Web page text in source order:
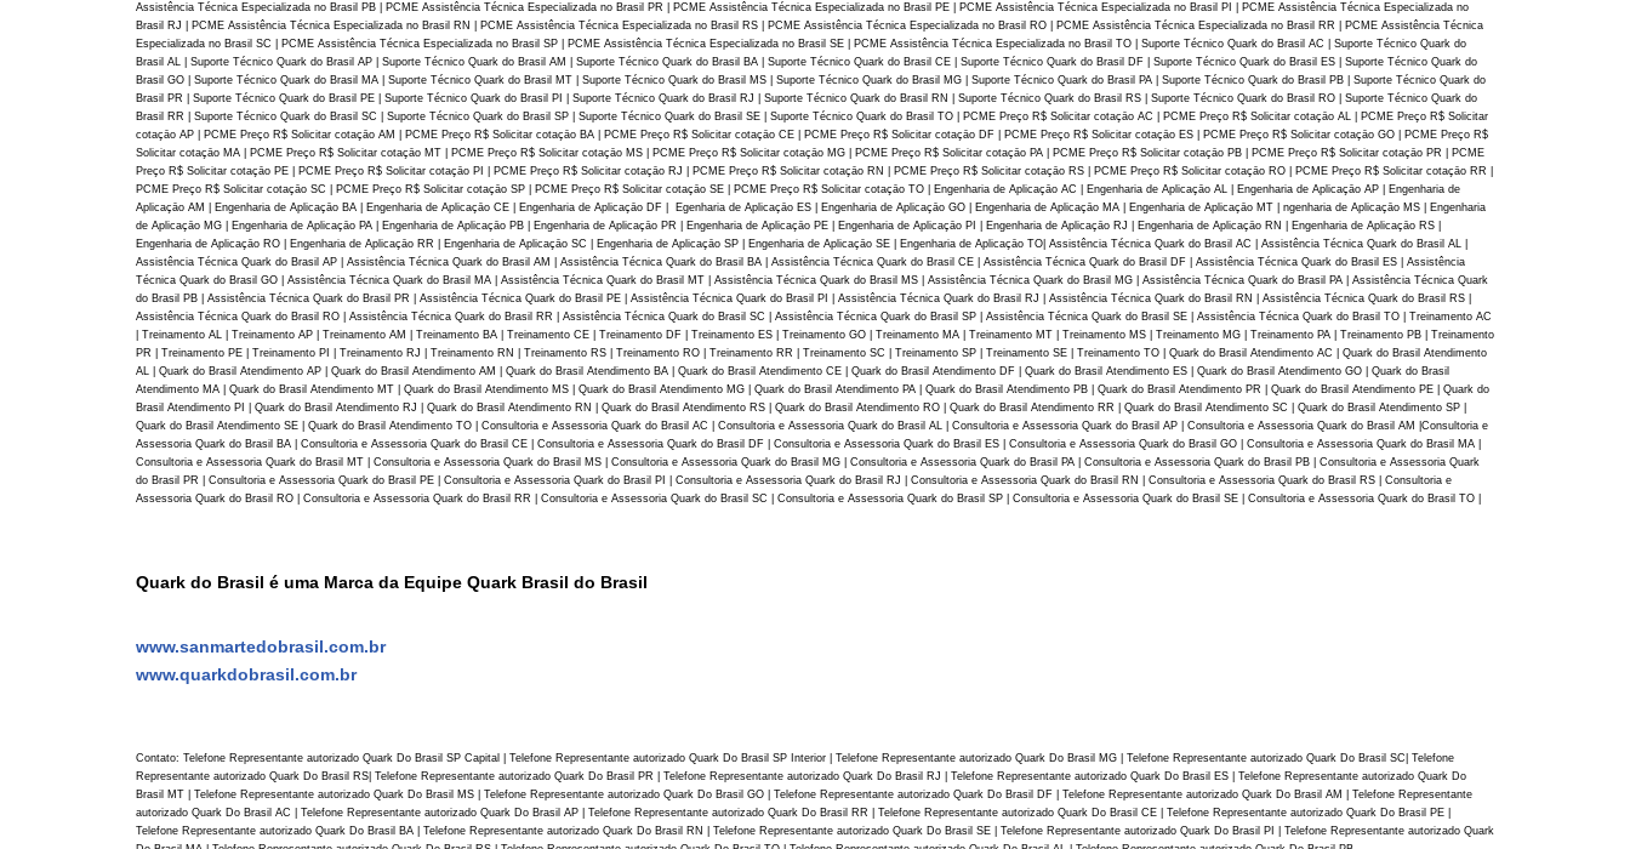
Assistência Técnica Especializada no Brasil PB | PCME Assistência Técnica Especializada no Brasil PR | PCME Assistência Técnica Especializada no Brasil PE | PCME Assistência Técnica Especializada no Brasil PI | PCME Assistência Técnica Especializada no
Brasil RJ | PCME Assistência Técnica Especializada no Brasil RN | PCME Assistência Técnica Especializada no Brasil RS | PCME Assistência Técnica Especializada no Brasil RO | PCME Assistência Técnica Especializada no Brasil RR | PCME Assistência Técnica
Especializada no Brasil SC | PCME Assistência Técnica Especializada no Brasil SP | PCME Assistência Técnica Especializada no Brasil SE | PCME Assistência Técnica Especializada no Brasil TO | Suporte Técnico Quark do Brasil AC | Suporte Técnico Quark do
Brasil AL | Suporte Técnico Quark do Brasil AP | Suporte Técnico Quark do Brasil AM | Suporte Técnico Quark do Brasil BA | Suporte Técnico Quark do Brasil CE | Suporte Técnico Quark do Brasil DF | Suporte Técnico Quark do Brasil ES | Suporte Técnico Quark do
Brasil GO | Suporte Técnico Quark do Brasil MA | Suporte Técnico Quark do Brasil MT | Suporte Técnico Quark do Brasil MS | Suporte Técnico Quark do Brasil MG | Suporte Técnico Quark do Brasil PA | Suporte Técnico Quark do Brasil PB | Suporte Técnico Quark do
Brasil PR | Suporte Técnico Quark do Brasil PE | Suporte Técnico Quark do Brasil PI | Suporte Técnico Quark do Brasil RJ | Suporte Técnico Quark do Brasil RN | Suporte Técnico Quark do Brasil RS | Suporte Técnico Quark do Brasil RO | Suporte Técnico Quark do
Brasil RR | Suporte Técnico Quark do Brasil SC | Suporte Técnico Quark do Brasil SP | Suporte Técnico Quark do Brasil SE | Suporte Técnico Quark do Brasil TO | PCME Preço R$ Solicitar cotaçāo AC | PCME Preço R$ Solicitar cotaçāo AL | PCME Preço R$ Solicitar
cotaçāo AP | PCME Preço R$ Solicitar cotaçāo AM | PCME Preço R$ Solicitar cotaçāo BA | PCME Preço R$ Solicitar cotaçāo CE | PCME Preço R$ Solicitar cotaçāo DF | PCME Preço R$ Solicitar cotaçāo ES | PCME Preço R$ Solicitar cotaçāo GO | PCME Preço R$
Solicitar cotaçāo MA | PCME Preço R$ Solicitar cotaçāo MT | PCME Preço R$ Solicitar cotaçāo MS | PCME Preço R$ Solicitar cotaçāo MG | PCME Preço R$ Solicitar cotaçāo PA | PCME Preço R$ Solicitar cotaçāo PB | PCME Preço R$ Solicitar cotaçāo PR | PCME
Preço R$ Solicitar cotaçāo PE | PCME Preço R$ Solicitar cotaçāo PI | PCME Preço R$ Solicitar cotaçāo RJ | PCME Preço R$ Solicitar cotaçāo RN | PCME Preço R$ Solicitar cotaçāo RS | PCME Preço R$ Solicitar cotaçāo RO | PCME Preço R$ Solicitar cotaçāo RR |
PCME Preço R$ Solicitar cotaçāo SC | PCME Preço R$ Solicitar cotaçāo SP | PCME Preço R$ Solicitar cotaçāo SE | PCME Preço R$ Solicitar cotaçāo TO | Engenharia de Aplicaçāo AC | Engenharia de Aplicaçāo AL | Engenharia de Aplicaçāo AP | Engenharia de
Aplicaçāo AM | Engenharia de Aplicaçāo BA | Engenharia de Aplicaçāo CE | Engenharia de Aplicaçāo DF | Egenharia de Aplicaçāo ES | Engenharia de Aplicaçāo GO | Engenharia de Aplicaçāo MA | Engenharia de Aplicaçāo MT | ngenharia de Aplicaçāo MS | Engenharia
de Aplicaçāo MG | Engenharia de Aplicaçāo PA | Engenharia de Aplicaçāo PB | Engenharia de Aplicaçāo PR | Engenharia de Aplicaçāo PE | Engenharia de Aplicaçāo PI | Engenharia de Aplicaçāo RJ | Engenharia de Aplicaçāo RN | Engenharia de Aplicaçāo RS |
Engenharia de Aplicaçāo RO | Engenharia de Aplicaçāo RR | Engenharia de Aplicaçāo SC | Engenharia de Aplicaçāo SP | Engenharia de Aplicaçāo SE | Engenharia de Aplicaçāo TO| Assistência Técnica Quark do Brasil AC | Assistência Técnica Quark do Brasil AL |
Assistência Técnica Quark do Brasil AP | Assistência Técnica Quark do Brasil AM | Assistência Técnica Quark do Brasil BA | Assistência Técnica Quark do Brasil CE | Assistência Técnica Quark do Brasil DF | Assistência Técnica Quark do Brasil ES | Assistência
Técnica Quark do Brasil GO | Assistência Técnica Quark do Brasil MA | Assistência Técnica Quark do Brasil MT | Assistência Técnica Quark do Brasil MS | Assistência Técnica Quark do Brasil MG | Assistência Técnica Quark do Brasil PA | Assistência Técnica Quark
do Brasil PB | Assistência Técnica Quark do Brasil PR | Assistência Técnica Quark do Brasil PE | Assistência Técnica Quark do Brasil PI | Assistência Técnica Quark do Brasil RJ | Assistência Técnica Quark do Brasil RN | Assistência Técnica Quark do Brasil RS |
Assistência Técnica Quark do Brasil RO | Assistência Técnica Quark do Brasil RR | Assistência Técnica Quark do Brasil SC | Assistência Técnica Quark do Brasil SP | Assistência Técnica Quark do Brasil SE | Assistência Técnica Quark do Brasil TO | Treinamento AC
| Treinamento AL | Treinamento AP | Treinamento AM | Treinamento BA | Treinamento CE | Treinamento DF | Treinamento ES | Treinamento GO | Treinamento MA | Treinamento MT | Treinamento MS | Treinamento MG | Treinamento PA | Treinamento PB | Treinamento
PR | Treinamento PE | Treinamento PI | Treinamento RJ | Treinamento RN | Treinamento RS | Treinamento RO | Treinamento RR | Treinamento SC | Treinamento SP | Treinamento SE | Treinamento TO | Quark do Brasil Atendimento AC | Quark do Brasil Atendimento
AL | Quark do Brasil Atendimento AP | Quark do Brasil Atendimento AM | Quark do Brasil Atendimento BA | Quark do Brasil Atendimento CE | Quark do Brasil Atendimento DF | Quark do Brasil Atendimento ES | Quark do Brasil Atendimento GO | Quark do Brasil
Atendimento MA | Quark do Brasil Atendimento MT | Quark do Brasil Atendimento MS | Quark do Brasil Atendimento MG | Quark do Brasil Atendimento PA | Quark do Brasil Atendimento PB | Quark do Brasil Atendimento PR | Quark do Brasil Atendimento PE | Quark do
Brasil Atendimento PI | Quark do Brasil Atendimento RJ | Quark do Brasil Atendimento RN | Quark do Brasil Atendimento RS | Quark do Brasil Atendimento RO | Quark do Brasil Atendimento RR | Quark do Brasil Atendimento SC | Quark do Brasil Atendimento SP |
Quark do Brasil Atendimento SE | Quark do Brasil Atendimento TO | Consultoria e Assessoria Quark do Brasil AC | Consultoria e Assessoria Quark do Brasil AL | Consultoria e Assessoria Quark do Brasil AP | Consultoria e Assessoria Quark do Brasil AM |Consultoria e
Assessoria Quark do Brasil BA | Consultoria e Assessoria Quark do Brasil CE | Consultoria e Assessoria Quark do Brasil DF | Consultoria e Assessoria Quark do Brasil ES | Consultoria e Assessoria Quark do Brasil GO | Consultoria e Assessoria Quark do Brasil MA |
Consultoria e Assessoria Quark do Brasil MT | Consultoria e Assessoria Quark do Brasil MS | Consultoria e Assessoria Quark do Brasil MG | Consultoria e Assessoria Quark do Brasil PA | Consultoria e Assessoria Quark do Brasil PB | Consultoria e Assessoria Quark
do Brasil PR | Consultoria e Assessoria Quark do Brasil PE | Consultoria e Assessoria Quark do Brasil PI | Consultoria e Assessoria Quark do Brasil RJ | Consultoria e Assessoria Quark do Brasil RN | Consultoria e Assessoria Quark do Brasil RS | Consultoria e
Assessoria Quark do Brasil RO | Consultoria e Assessoria Quark do Brasil RR | Consultoria e Assessoria Quark do Brasil SC | Consultoria e Assessoria Quark do Brasil SP | Consultoria e Assessoria Quark do Brasil SE | Consultoria e Assessoria Quark do Brasil TO |
Quark do Brasil é uma Marca da Equipe Quark Brasil do Brasil
www.sanmartedobrasil.com.br
www.quarkdobrasil.com.br
Contato: Telefone Representante autorizado Quark Do Brasil SP Capital | Telefone Representante autorizado Quark Do Brasil SP Interior | Telefone Representante autorizado Quark Do Brasil MG | Telefone Representante autorizado Quark Do Brasil SC| Telefone
Representante autorizado Quark Do Brasil RS| Telefone Representante autorizado Quark Do Brasil PR | Telefone Representante autorizado Quark Do Brasil RJ | Telefone Representante autorizado Quark Do Brasil ES | Telefone Representante autorizado Quark Do
Brasil MT | Telefone Representante autorizado Quark Do Brasil MS | Telefone Representante autorizado Quark Do Brasil GO | Telefone Representante autorizado Quark Do Brasil DF | Telefone Representante autorizado Quark Do Brasil AM | Telefone Representante
autorizado Quark Do Brasil AC | Telefone Representante autorizado Quark Do Brasil AP | Telefone Representante autorizado Quark Do Brasil RR | Telefone Representante autorizado Quark Do Brasil CE | Telefone Representante autorizado Quark Do Brasil PE |
Telefone Representante autorizado Quark Do Brasil BA | Telefone Representante autorizado Quark Do Brasil RN | Telefone Representante autorizado Quark Do Brasil SE | Telefone Representante autorizado Quark Do Brasil PI | Telefone Representante autorizado Quark